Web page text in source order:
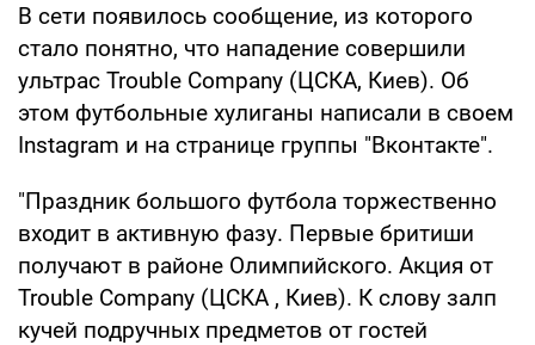
В сети появилось сообщение, из которого
стало понятно, что нападение совершили
ультрас Trouble Company (ЦСКА, Киев). Об
этом футбольные хулиганы написали в своем
Instagram и на странице группы "Вконтакте".
"Праздник большого футбола торжественно
входит в активную фазу. Первые бритиши
получают в районе Олимпийского. Акция от
Trouble Company (ЦСКА , Киев). К слову залп
кучей подручных предметов от гостей